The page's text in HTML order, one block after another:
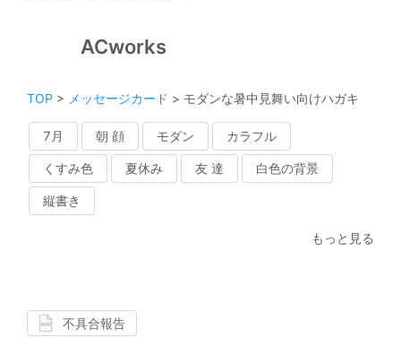
ACworks
TOP > メッセージカード > モダンな暑中見舞い向けハガキ
7月 朝 顔 モダン カラフル
くすみ色 夏休み 友 達 白色の背景
縦書き
もっと見る
不具合報告